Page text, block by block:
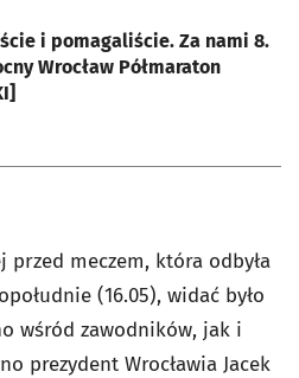
i pomagaliście. Za nami 8.
Wrocław Półmaraton
meczem, która odbyła
(16.05), widać było
wśród zawodników, jak i
prezydent Wrocławia Jacek